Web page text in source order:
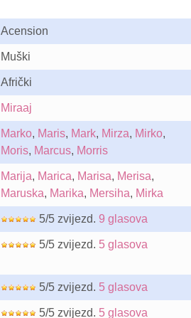
Acension
Muški
Afrički
Miraaj
Marko, Maris, Mark, Mirza, Mirko,
Moris, Marcus, Morris
Marija, Marica, Marisa, Merisa,
Maruska, Marika, Mersiha, Mirka
5/5 zvijezd. 9 glasova
5/5 zvijezd. 5 glasova
5/5 zvijezd. 5 glasova
5/5 zvijezd. 5 glasova